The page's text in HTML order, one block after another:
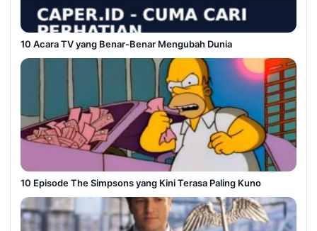
10 Acara TV yang Benar-Benar Mengubah Dunia
10 Episode The Simpsons yang Kini Terasa Paling Kuno